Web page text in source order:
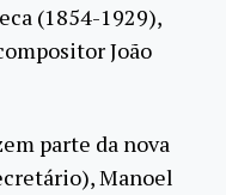
(1854-1929),
João
parte da nova
Manoel